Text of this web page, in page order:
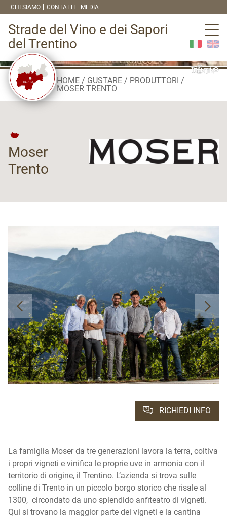
CHI SIAMO CONTATTI MEDIA
Strade del Vino e dei Sapori
del Trentino
HOME GUSTARE
PRODUTTORI
MOSER TRENTO
Moser
Trento
RICHIEDI INFO
La famiglia Moser da tre generazioni lavora la terra, coltiva
i propri vigneti e vinifica le proprie uve in armonia con il
territorio di origine, il Trentino. L’azienda si trova sulle
colline di Trento in un piccolo borgo storico che risale al
1300, circondato da uno splendido anfiteatro di vigneti.
Qui si trovano la maggior parte dei vigneti e la cantina